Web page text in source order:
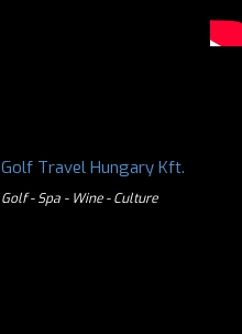
Golf Travel Hungary Kft.
Golf - Spa - Wine - Culture